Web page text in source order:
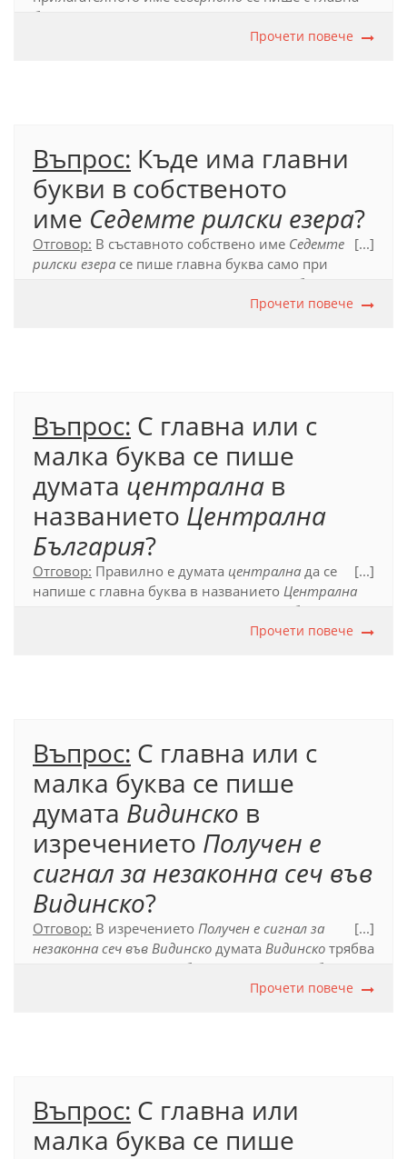
буква, тъй като е първа съставка на съставното
Северно Черноморие. Съставните
Официален правописен речник (2012), т. 39.
Прочети повече
Въпрос: Къде има главни
букви в собственото
име Седемте рилски езера?
Отговор: В съставното собствено име Седемте
рилски езера се пише главна буква само при
първата съставка. Когато съставното собствено
име не включва друго собствено име, с главна
[...]
Прочети повече
Въпрос: С главна или с
малка буква се пише
думата централна в
названието Централна
България?
Отговор: Правилно е думата централна да се
напише с главна буква в названието Централна
. То представлява съставно собствено
име, а съставните собствени имена с пишат с
[...]
Прочети повече
Въпрос: С главна или с
малка буква се пише
думата Видинско в
изречението Получен е
сигнал за незаконна сеч във
Видинско?
Отговор: В изречението Получен е сигнал за
незаконна сеч във Видинско думата Видинско трябва
да се напише с главна буква, тъй като е собствено
име на географска област, образувано от друго
[...]
Прочети повече
Въпрос: С главна или
малка буква се пише